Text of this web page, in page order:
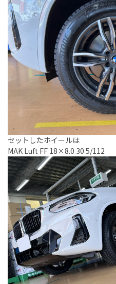
セットしたホイールは
MAK Luft FF 18×8.0 30 5/112